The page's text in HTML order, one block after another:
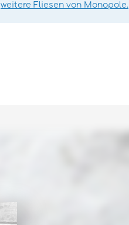
weitere Fliesen von Monopole.